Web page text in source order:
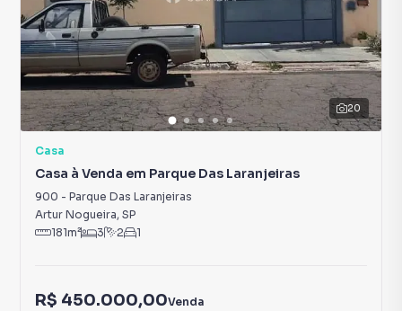
20
Casa
Casa à Venda em Parque Das Laranjeiras
900 - Parque Das Laranjeiras
Artur Nogueira, SP
181m² 3 2 1
R$ 450.000,00Venda